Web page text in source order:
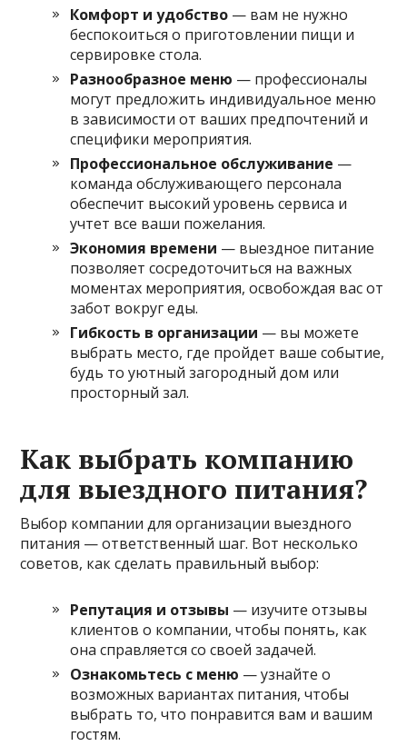
Комфорт и удобство — вам не нужно
беспокоиться о приготовлении пищи и
сервировке стола.
Разнообразное меню — профессионалы
могут предложить индивидуальное меню
в зависимости от ваших предпочтений и
специфики мероприятия.
Профессиональное обслуживание —
команда обслуживающего персонала
обеспечит высокий уровень сервиса и
учтет все ваши пожелания.
Экономия времени — выездное питание
позволяет сосредоточиться на важных
моментах мероприятия, освобождая вас от
забот вокруг еды.
Гибкость в организации — вы можете
выбрать место, где пройдет ваше событие,
будь то уютный загородный дом или
просторный зал.
Как выбрать компанию
для выездного питания?
Выбор компании для организации выездного
питания — ответственный шаг. Вот несколько
советов, как сделать правильный выбор:
Репутация и отзывы — изучите отзывы
клиентов о компании, чтобы понять, как
она справляется со своей задачей.
Ознакомьтесь с меню — узнайте о
возможных вариантах питания, чтобы
выбрать то, что понравится вам и вашим
гостям.